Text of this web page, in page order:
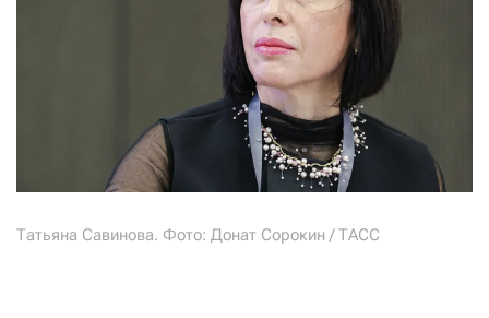
Татьяна Савинова. Фото: Донат Сорокин / ТАСС